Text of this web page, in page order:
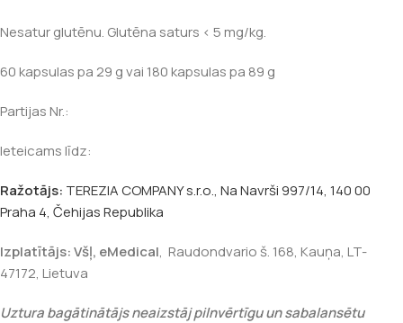
Nesatur glutēnu. Glutēna saturs < 5 mg/kg.
60 kapsulas pa 29 g vai 180 kapsulas pa 89 g
Partijas Nr.:
Ieteicams līdz:
Ražotājs: TEREZIA COMPANY s.r.o., Na Navrši 997/14, 140 00
Praha 4, Čehijas Republika
Izplatītājs:Všļ, eMedical, Raudondvario š. 168, Kauņa, LT-
47172, Lietuva
Uztura bagātinātājs neaizstāj pilnvērtīgu un sabalansētu